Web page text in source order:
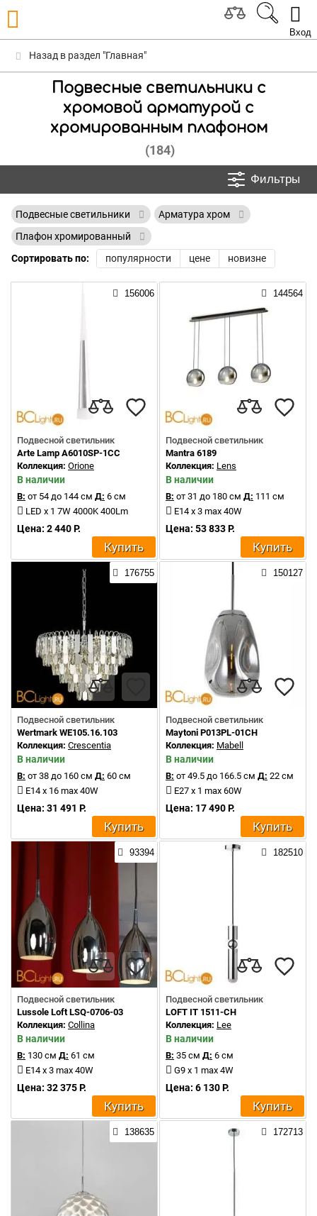
Вход
Назад в раздел "Главная"
Подвесные светильники с
хромовой арматурой с
хромированным плафоном
(184)
Фильтры
Подвесные светильники
Арматура хром
Плафон хромированный
Сортировать по:
популярности цене новизне
156006
Подвесной светильник
Arte Lamp A6010SP-1CC
Коллекция: Orione
В наличии
В: от 54 до 144 см Д: 6 см
LED x 1 7W 4000K 400Lm
Цена: 2 440 Р.
Купить
144564
Подвесной светильник
Mantra 6189
Коллекция: Lens
В наличии
В: от 31 до 180 см Д: 111 см
E14 x 3 max 40W
Цена: 53 833 Р.
Купить
176755
Подвесной светильник
Wertmark WE105.16.103
Коллекция: Crescentia
В наличии
В: от 38 до 160 см Д: 60 см
E14 x 16 max 40W
Цена: 31 491 Р.
Купить
150127
Подвесной светильник
Maytoni P013PL-01CH
Коллекция: Mabell
В наличии
В: от 49.5 до 166.5 см Д: 22 см
E27 x 1 max 60W
Цена: 17 490 Р.
Купить
93394
Подвесной светильник
Lussole Loft LSQ-0706-03
Коллекция: Collina
В наличии
В: 130 см Д: 61 см
E14 x 3 max 40W
Цена: 32 375 Р.
Купить
182510
Подвесной светильник
LOFT IT 1511-CH
Коллекция: Lee
В наличии
В: 35 см Д: 6 см
G9 x 1 max 4W
Цена: 6 130 Р.
Купить
138635 172713